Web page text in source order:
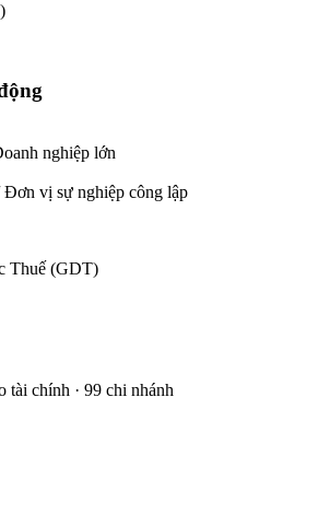
nghiệp lớn
Đơn vị sự nghiệp công lập
Thuế (GDT)
tài chính · 99 chi nhánh